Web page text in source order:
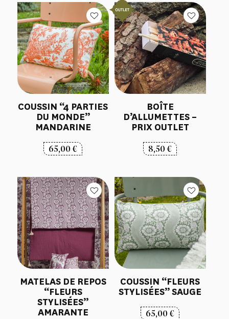
COUSSIN “4 PARTIES
DU MONDE”
MANDARINE
65,00€
BOÎTE
D’ALLUMETTES –
PRIX OUTLET
8,50€
MATELAS DE REPOS
“FLEURS
STYLISÉES”
AMARANTE
COUSSIN “FLEURS
STYLISÉES” SAUGE
65,00€